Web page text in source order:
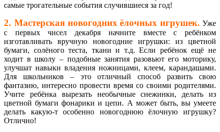
самые трогательные события случившиеся за год!
2. Мастерская новогодних ёлочных игрушек. Уже
с первых чисел декабря начните вместе с ребёнком
изготавливать вручную новогодние игрушки: из цветной
бумаги, солёного теста, ткани и т.д. Если ребёнок ещё не
ходит в школу – подобные занятия разовьют его моторику,
улучшат навыки владения ножницами, клеем, карандашами.
Для школьников – это отличный способ развить свою
фантазию, интересно провести время со своими родителями.
Учите ребёнка вырезать необычные снежинки, делать из
цветной бумаги фонарики и цепи. А может быть, вы умеете
делать какую-т особенно новогоднюю ёлочную игрушку?
Отлично!